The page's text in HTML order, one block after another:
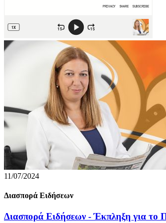
11/07/2024
Διασπορά Ειδήσεων
Διασπορά Ειδήσεων - Έκπληξη για το